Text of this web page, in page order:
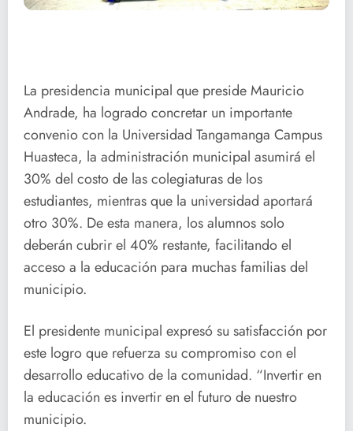
La presidencia municipal que preside Mauricio
Andrade, ha logrado concretar un importante
convenio con la Universidad Tangamanga Campus
Huasteca, la administración municipal asumirá el
30% del costo de las colegiaturas de los
estudiantes, mientras que la universidad aportará
otro 30%. De esta manera, los alumnos solo
deberán cubrir el 40% restante, facilitando el
acceso a la educación para muchas familias del
municipio.
El presidente municipal expresó su satisfacción por
este logro que refuerza su compromiso con el
desarrollo educativo de la comunidad. “Invertir en
la educación es invertir en el futuro de nuestro
municipio.